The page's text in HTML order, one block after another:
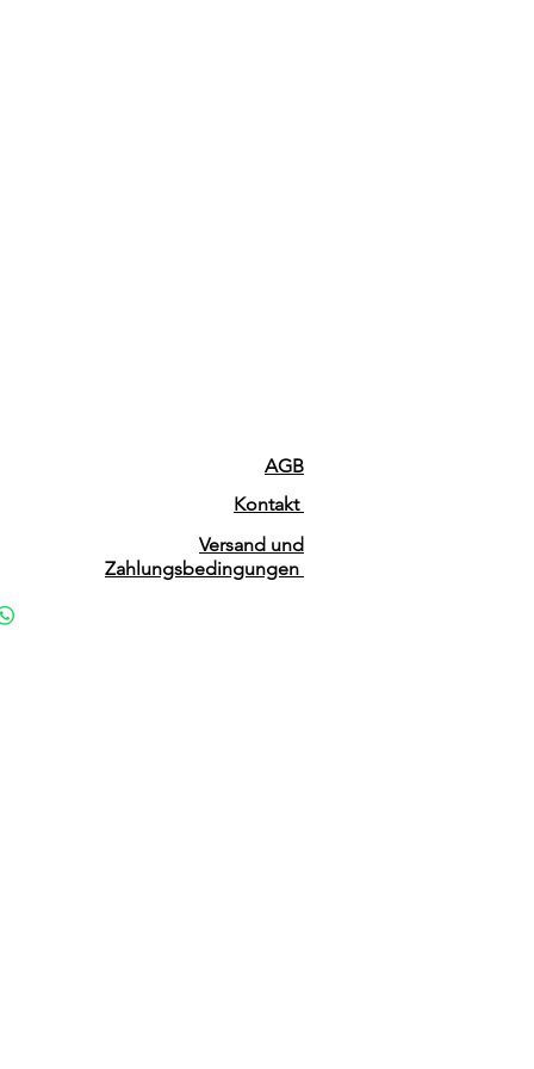
AGB
Kontakt
Versand und
Zahlungsbedingungen